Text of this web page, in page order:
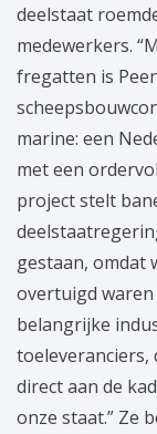
deelstaat
medewerkers.
fregatten is
marine: een
met een
project stelt
gestaan, omdat
overtuigd waren
belangrijke
toeleveranciers,
direct aan de
onze staat.” Ze